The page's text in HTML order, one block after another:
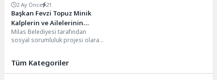
2 Ay Önce 21
Başkan Fevzi Topuz Minik
Kalplerin ve Ailelerinin
Heyecanına Ortak Oldu
Milas Belediyesi tarafından
sosyal sorumluluk projesi olarak
aileler...
Tüm Kategoriler